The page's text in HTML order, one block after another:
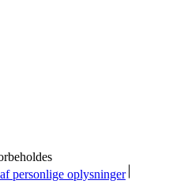
personlige oplysninger